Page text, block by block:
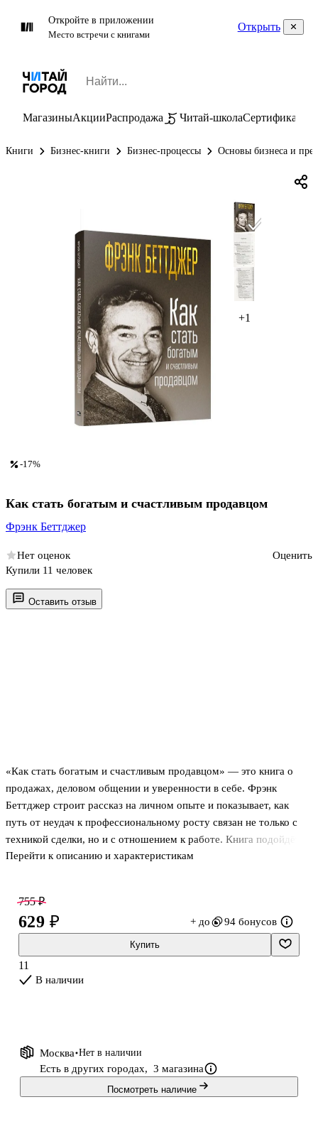
Откройте в приложении
Место встречи с книгами
Открыть
МагазиныАкцииРаспродажа Читай-школаСертификаты
Книги Бизнес-книги Бизнес-процессы Основы бизнеса и
+1
Оставить отзыв
«Как стать богатым и счастливым продавцом» — это книга о
продажах, деловом общении и уверенности в себе. Фрэнк
Беттджер строит рассказ на личном опыте и показывает, как
путь от неудач к профессиональному росту связан не только с
техникой сделки, но и с отношением к работе. Книга подойдёт
тем, кто хочет лучше понимать логику продаж, увереннее вести
О чём книга
В центре — практическая система продаж, которую автор
выстраивает на собственном опыте. Он говорит о повседневной
работе продавца: как вести переговоры, заключать сделки,
выстраивать деловые коммуникации и справляться с внутренней
Перейти к описанию и характеристикам
-17%
Как стать богатым и счастливым продавцом
Фрэнк Беттджер
Нет оценок
Оценить
Купили 11 человек
755 ₽
629 ₽ + до 94 бонусов
Купить
11
В наличии
Москва Нет в наличии
Есть в других городах, 3 магазина
Посмотреть наличие